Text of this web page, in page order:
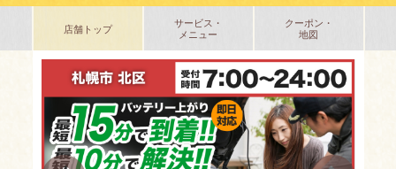
店舗トップ
サービス・
メニュー
クーポン・
地図